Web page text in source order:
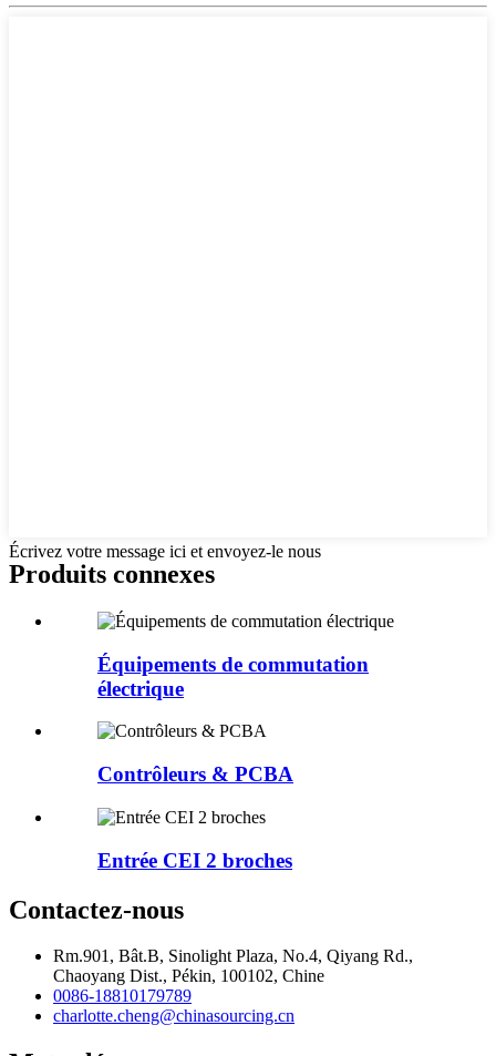
Écrivez votre message ici et envoyez-le nous
Produits connexes
Équipements de commutation
électrique
Contrôleurs & PCBA
Entrée CEI 2 broches
Contactez-nous
Rm.901, Bât.B, Sinolight Plaza, No.4, Qiyang Rd.,
Chaoyang Dist., Pékin, 100102, Chine
0086-18810179789
charlotte.cheng@chinasourcing.cn